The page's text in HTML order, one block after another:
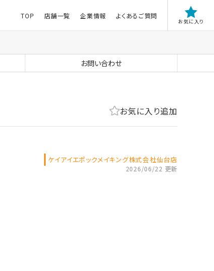
TOP 店舗一覧 企業情報 よくあるご質問
お気に入り
お問い合わせ
お気に入り追加
ケイアイエポックメイキング株式会社仙台店
2026/06/22 更新